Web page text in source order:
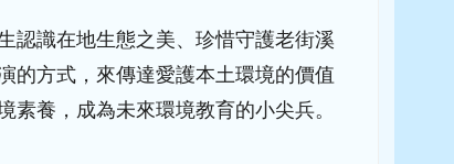
認識在地生態之美、珍惜守護老街溪
的方式，來傳達愛護本土環境的價值
養，成為未來環境教育的小尖兵。